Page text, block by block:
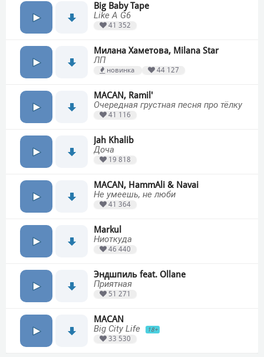
Big Baby Tape
Like A G6
41 352
Милана Хаметова, Milana Star
ЛП
новинка 44 127
MACAN, Ramil'
Очередная грустная песня про тёлку
41 116
Jah Khalib
Доча
19 818
MACAN, HammAli & Navai
Не умеешь, не люби
41 364
Markul
Ниоткуда
46 440
Эндшпиль feat. Ollane
Приятная
51 271
MACAN
Big City Life
18+
33 530